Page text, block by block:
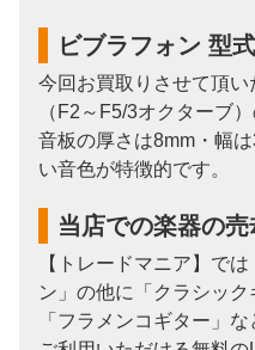
ビブラフォン 型
今回お買取りさせて頂
（F2～F5/3オクターブ
音板の厚さは8mm・幅
い音色が特徴的です。
当店での楽器の
【トレードマニア】で
ン」の他に「クラシック
「フラメンコギター」